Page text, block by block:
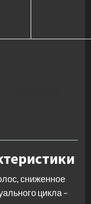
сниженное
цикла –